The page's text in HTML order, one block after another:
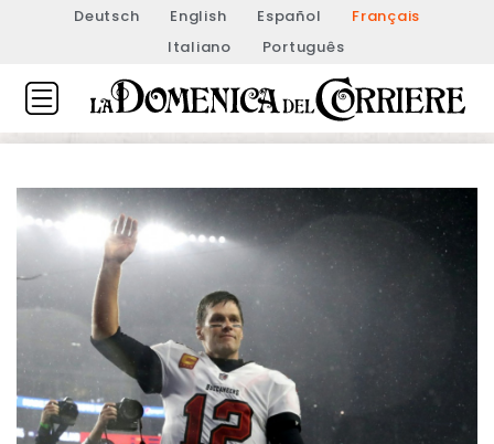
Deutsch English Español
Français
Italiano
Português